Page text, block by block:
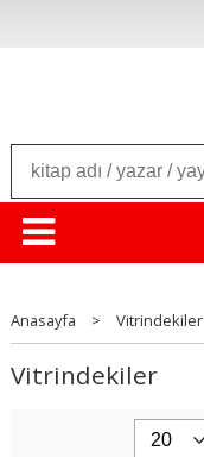
Anasayfa > Vitrindekiler
Vitrindekiler